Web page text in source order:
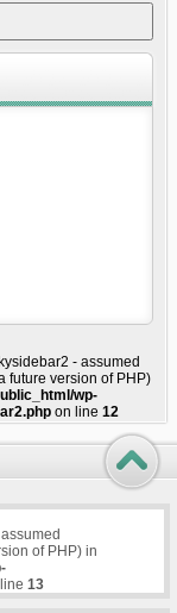
- assumed
future version of PHP)
wp-
on line 12
of PHP) in
13